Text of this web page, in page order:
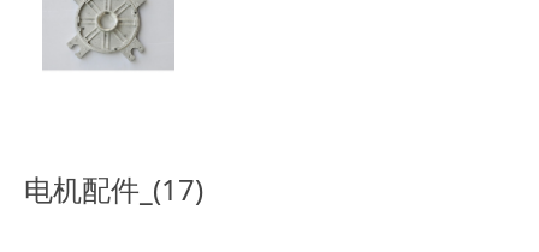
电机配件_(17)